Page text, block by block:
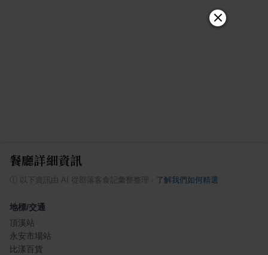
餐廳詳細資訊
以下資訊由 AI 從部落客食記彙整整理 了解我們如何精選
地標/交通
頂溪站
永安市場站
比漾百貨